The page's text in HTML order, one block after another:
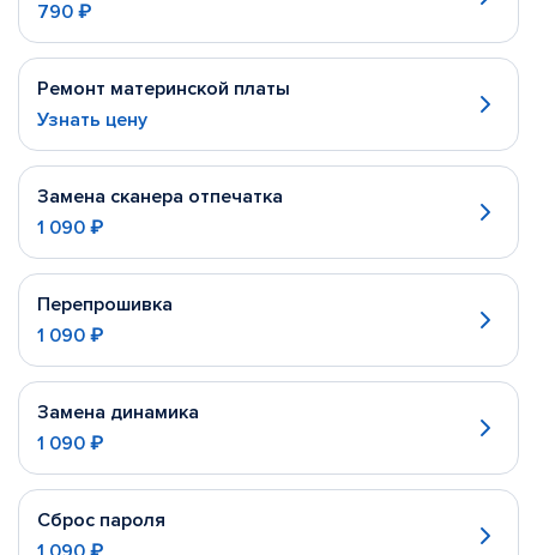
790 ₽
Ремонт материнской платы
Узнать цену
Замена сканера отпечатка
1 090 ₽
Перепрошивка
1 090 ₽
Замена динамика
1 090 ₽
Сброс пароля